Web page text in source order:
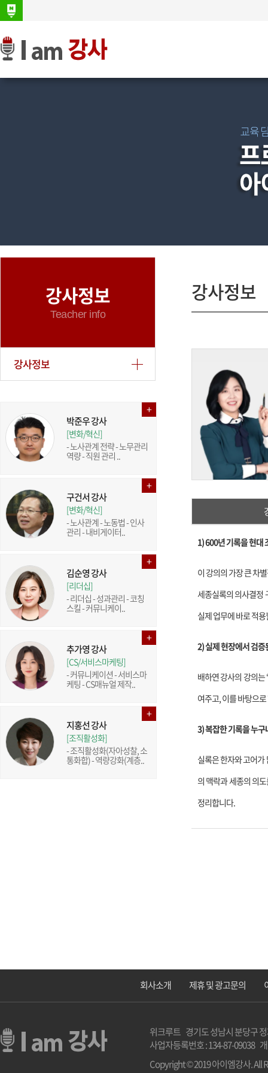
강사정보
Teacher info
강사정보
박준우 강사
[변화/혁신]
- 노사관계 전략 - 노무관리
역량 - 직원 관리 ..
구건서 강사
[변화/혁신]
- 노사관계 - 노동법 - 인사
관리 - 내비게이터..
김순영 강사
[리더십]
- 리더십 - 성과관리 - 코칭
스킬 - 커뮤니케이..
추가영 강사
[CS/서비스마케팅]
- 커뮤니케이션 - 서비스마
케팅 - CS매뉴얼 제작..
지홍선 강사
[조직활성화]
- 조직활성화(자아성찰, 소
통화합) - 역량강화(계층..
강사정보
1) 600년 기록을 현대
이 강의의 가장 큰 차
세종실록의 의사결정
실제 업무에 바로 적
2) 실제 현장에서 검
배하연 강사의 강의
여주고, 이를 바탕으
3) 복잡한 기록을 누
실록은 한자와 고어가
의 맥락과 세종의 의
정리합니다.
회사소개 제휴 및 광고문의
위크루트 경기도 성남시 분당구
사업자등록번호 : 134-87-09038
Copyright © 2019 아이엠강사. All